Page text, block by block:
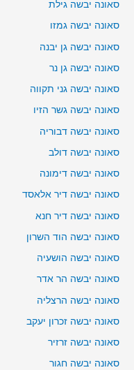
סאונה יבשה גילת
סאונה יבשה גמזו
סאונה יבשה גן יבנה
סאונה יבשה גן נר
סאונה יבשה גני תקווה
סאונה יבשה גשר הזיו
סאונה יבשה דבוריה
סאונה יבשה דולב
סאונה יבשה דימונה
סאונה יבשה דיר אלאסד
סאונה יבשה דיר חנא
סאונה יבשה הוד השרון
סאונה יבשה הושעיה
סאונה יבשה הר אדר
סאונה יבשה הרצליה
סאונה יבשה זכרון יעקב
סאונה יבשה זרזיר
סאונה יבשה חגור